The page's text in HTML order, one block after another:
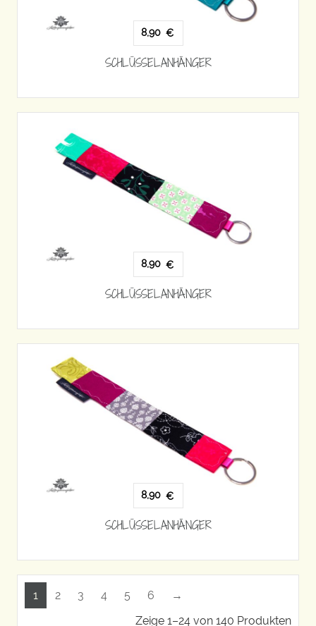
8,90 €
SCHLÜSSELANHÄNGER
8,90 €
SCHLÜSSELANHÄNGER
8,90 €
SCHLÜSSELANHÄNGER
1 2 3 4 5 6
→
Zeige 1–24 von 140 Produkten